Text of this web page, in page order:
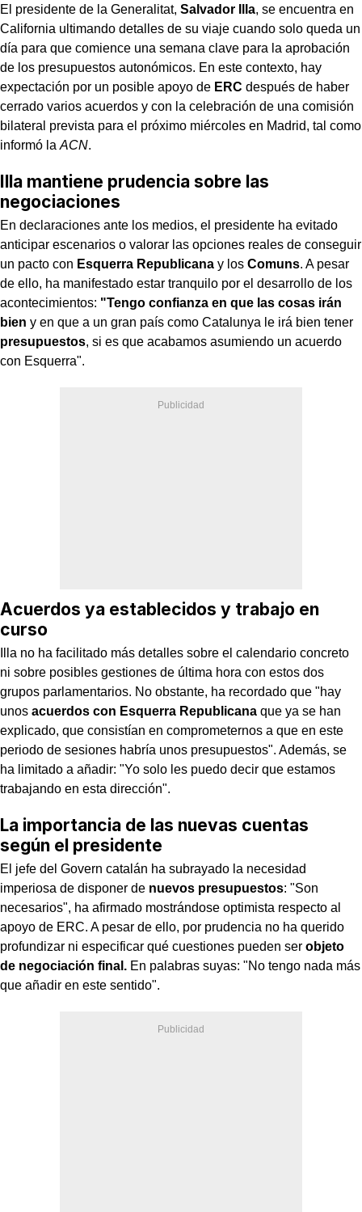
El presidente de la Generalitat, Salvador Illa, se encuentra en
California ultimando detalles de su viaje cuando solo queda un
día para que comience una semana clave para la aprobación
de los presupuestos autonómicos. En este contexto, hay
expectación por un posible apoyo de ERC después de haber
cerrado varios acuerdos y con la celebración de una comisión
bilateral prevista para el próximo miércoles en Madrid, tal como
informó la ACN.
Illa mantiene prudencia sobre las
negociaciones
En declaraciones ante los medios, el presidente ha evitado
anticipar escenarios o valorar las opciones reales de conseguir
un pacto con Esquerra Republicana y los Comuns. A pesar
de ello, ha manifestado estar tranquilo por el desarrollo de los
acontecimientos: "Tengo confianza en que las cosas irán
bien y en que a un gran país como Catalunya le irá bien tener
presupuestos, si es que acabamos asumiendo un acuerdo
con Esquerra".
Acuerdos ya establecidos y trabajo en
curso
Illa no ha facilitado más detalles sobre el calendario concreto
ni sobre posibles gestiones de última hora con estos dos
grupos parlamentarios. No obstante, ha recordado que "hay
unos acuerdos con Esquerra Republicana que ya se han
explicado, que consistían en comprometernos a que en este
periodo de sesiones habría unos presupuestos". Además, se
ha limitado a añadir: "Yo solo les puedo decir que estamos
trabajando en esta dirección".
La importancia de las nuevas cuentas
según el presidente
El jefe del Govern catalán ha subrayado la necesidad
imperiosa de disponer de nuevos presupuestos: "Son
necesarios", ha afirmado mostrándose optimista respecto al
apoyo de ERC. A pesar de ello, por prudencia no ha querido
profundizar ni especificar qué cuestiones pueden ser objeto
de negociación final. En palabras suyas: "No tengo nada más
que añadir en este sentido".